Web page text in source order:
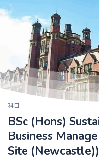
科目
BSc (Hons)
Business
Site (Newcastle))